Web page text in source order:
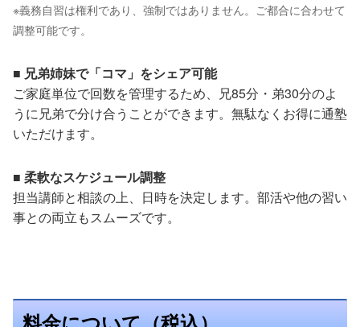
※義務自習は権利であり、強制ではありません。ご都合に合わせて
調整可能です。
■ 兄弟姉妹で「コマ」をシェア可能
ご家庭単位で回数を管理するため、兄85分・弟30分のよ
うに兄弟で分け合うことができます。無駄なくお得に通塾
いただけます。
■ 柔軟なスケジュール調整
担当講師と相談の上、日時を決定します。部活や他の習い
事との両立もスムーズです。